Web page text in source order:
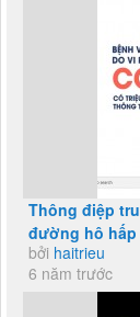
Thông điệp
đường hô hấp
bởi haitrieu
6 năm trước